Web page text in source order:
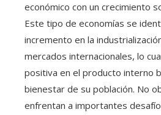
económico con un crecimiento
Este tipo de economías se
incremento en la
mercados internacionales, lo
positiva en el producto interno
bienestar de su población. No
enfrentan a importantes